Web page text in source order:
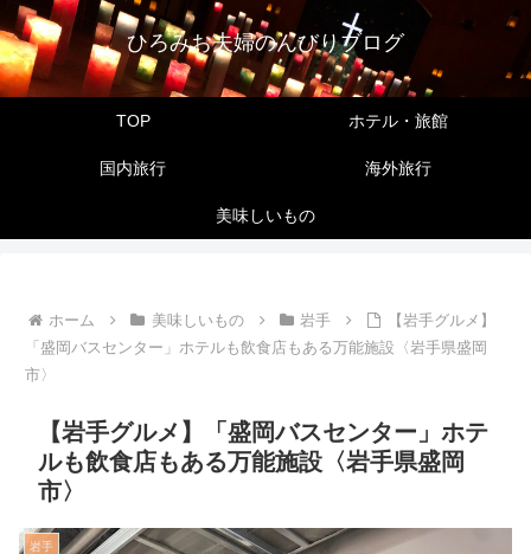
ひろみお夫婦のんびりブログ
TOP ホテル・旅館
国内旅行 海外旅行
美味しいもの
ホーム 美味しいもの 岩手
【岩手グルメ】
「盛岡バスセンター」ホテルも飲食店もある万能施設〈岩手県盛岡
市〉
【岩手グルメ】「盛岡バスセンター」ホテ
ルも飲食店もある万能施設〈岩手県盛岡
市〉
岩手